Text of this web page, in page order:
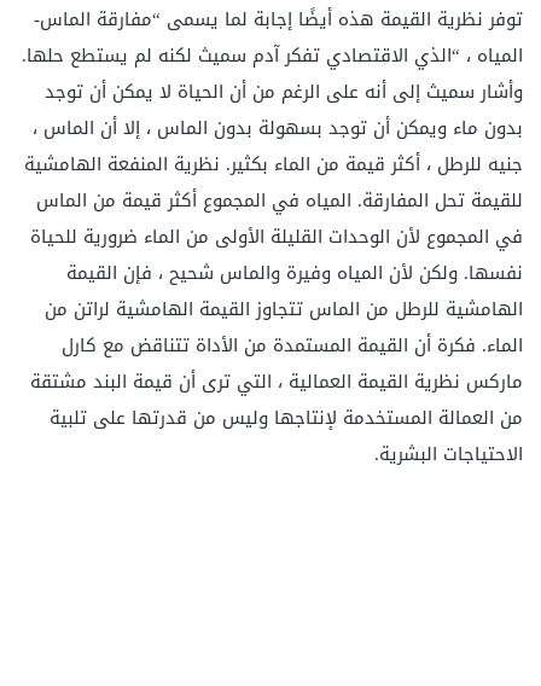
توفر نظرية القيمة هذه أيضًا إجابة لما يسمى “مفارقة الماس-
المياه ، “الذي الاقتصادي تفكر آدم سميث لكنه لم يستطع حلها.
وأشار سميث إلى أنه على الرغم من أن الحياة لا يمكن أن توجد
بدون ماء ويمكن أن توجد بسهولة بدون الماس ، إلا أن الماس ،
جنيه للرطل ، أكثر قيمة من الماء بكثير. نظرية المنفعة الهامشية
للقيمة تحل المفارقة. المياه في المجموع أكثر قيمة من الماس
في المجموع لأن الوحدات القليلة الأولى من الماء ضرورية للحياة
نفسها. ولكن لأن المياه وفيرة والماس شحيح ، فإن القيمة
الهامشية للرطل من الماس تتجاوز القيمة الهامشية لراتن من
الماء. فكرة أن القيمة المستمدة من الأداة تتناقض مع كارل
ماركس نظرية القيمة العمالية ، التي ترى أن قيمة البند مشتقة
من العمالة المستخدمة لإنتاجها وليس من قدرتها على تلبية
الاحتياجات البشرية.